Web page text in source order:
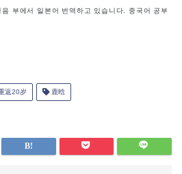
부에서 일본어 번역하고 있습니다. 중국어 공부
返20岁 鹿晗